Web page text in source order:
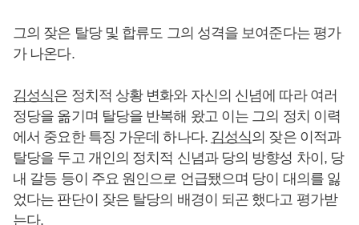
그의 잦은 탈당 및 합류도 그의 성격을 보여준다는 평가
가 나온다.
김성식은 정치적 상황 변화와 자신의 신념에 따라 여러
정당을 옮기며 탈당을 반복해 왔고 이는 그의 정치 이력
에서 중요한 특징 가운데 하나다. 김성식의 잦은 이적과
탈당을 두고 개인의 정치적 신념과 당의 방향성 차이, 당
내 갈등 등이 주요 원인으로 언급됐으며 당이 대의를 잃
었다는 판단이 잦은 탈당의 배경이 되곤 했다고 평가받
는다.